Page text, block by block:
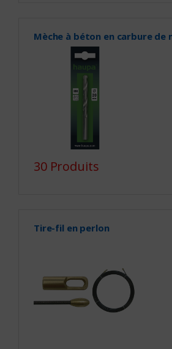
Mèche à béton en carbure de
30 Produits
Tire-fil en perlon